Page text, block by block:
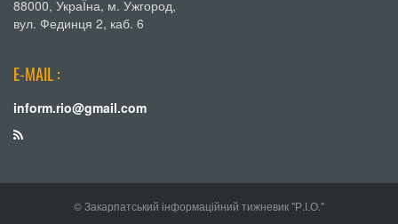
88000, УкраЇна, м. Ужгород,
вул. Фединця 2, каб. 6
E-MAIL :
inform.rio@gmail.com
© Закарпатський інформаційний тижневик "Р.І.О."